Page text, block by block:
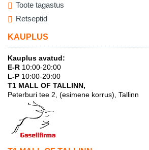
Toote tagastus
Retseptid
KAUPLUS
Kauplus avatud:
E-R 10:00-20:00
L-P 10:00-20:00
T1 MALL OF TALLINN,
Peterburi tee 2, (esimene korrus), Tallinn